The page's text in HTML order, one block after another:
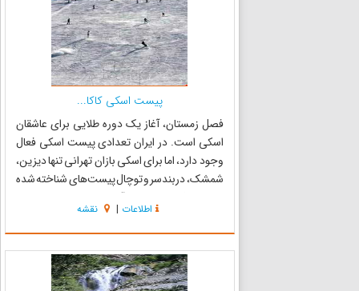
پیست اسکی کاکا...
فصل زمستان، آغاز یک دوره طلایی برای عاشقان
اسکی است. در ایران تعدادی پیست اسکی فعال
وجود دارد، اما برای اسکی بازان تهرانی تنها دیزین،
شمشک، دربندسر و توچال پیست‌های شناخته شده
هستند. فصل زمستان، آغاز یک دوره طلایی برای
عاشقان اسکی است. در ایران تعدادی پیست اسکی
فعال وجود دارد، اما برای...
اطلاعات | نقشه